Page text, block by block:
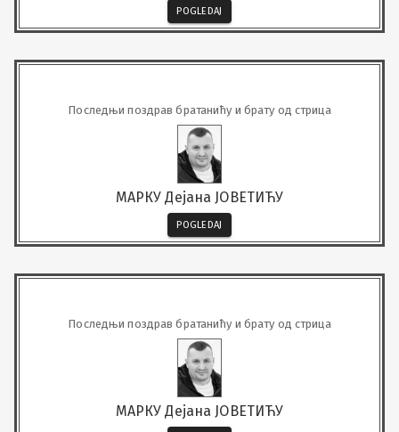
POGLEDAJ
Последњи поздрав братанићу и брату од стрица
МАРКУ Дејана ЈОВЕТИЋУ
POGLEDAJ
Последњи поздрав братанићу и брату од стрица
МАРКУ Дејана ЈОВЕТИЋУ